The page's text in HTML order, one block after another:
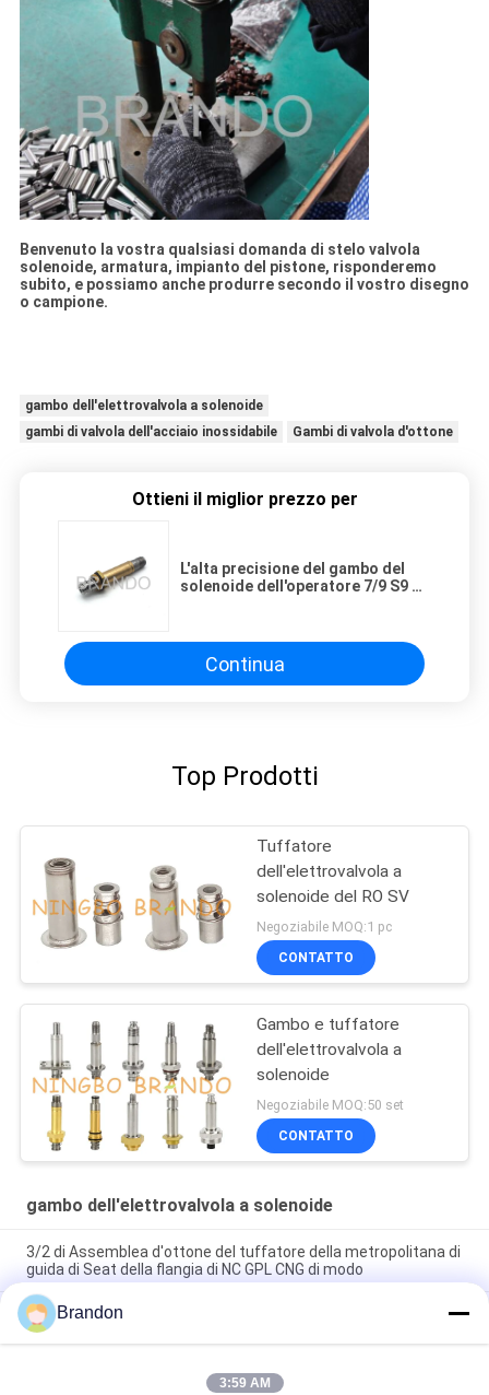
Benvenuto la vostra qualsiasi domanda di stelo valvola
solenoide, armatura, impianto del pistone, risponderemo
subito, e possiamo anche produrre secondo il vostro disegno
o campione.
gambo dell'elettrovalvola a solenoide
gambi di valvola dell'acciaio inossidabile
Gambi di valvola d'ottone
Ottieni il miglior prezzo per
L'alta precisione del gambo del
solenoide dell'operatore 7/9 S9 di
Continua
Top Prodotti
Tuffatore
dell'elettrovalvola a
solenoide del RO SV
Negoziabile MOQ:1 pc
CONTATTO
Gambo e tuffatore
dell'elettrovalvola a
solenoide
Negoziabile MOQ:50 set
CONTATTO
gambo dell'elettrovalvola a solenoide
3/2 di Assemblea d'ottone del tuffatore della metropolitana di
guida di Seat della flangia di NC GPL CNG di modo
CNOMO graduano 30 secondo la misura 3/2 di gambo d'ottone
dell'elettrovalvola a solenoide di nucleo di ferro del tuffatore di
modo
Brandon
3:59 AM